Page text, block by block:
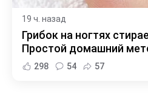
19 ч. назад
Грибок на ногтях
Простой домашний
298 54 57